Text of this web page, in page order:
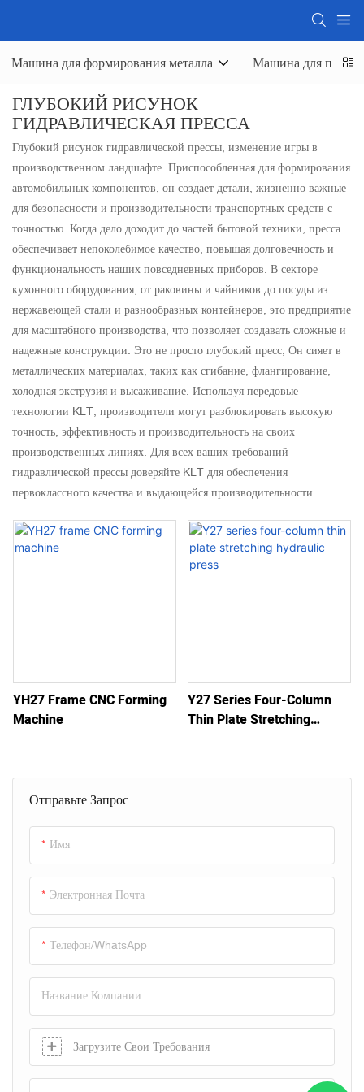
Машина для формирования металла Машина для
ГЛУБОКИЙ РИСУНОК
ГИДРАВЛИЧЕСКАЯ ПРЕССА
Глубокий рисунок гидравлической прессы, изменение игры в
производственном ландшафте. Приспособленная для формирования
автомобильных компонентов, он создает детали, жизненно важные
для безопасности и производительности транспортных средств с
точностью. Когда дело доходит до частей бытовой техники, пресса
обеспечивает непоколебимое качество, повышая долговечность и
функциональность наших повседневных приборов. В секторе
кухонного оборудования, от раковины и чайников до посуды из
нержавеющей стали и разнообразных контейнеров, это предприятие
для масштабного производства, что позволяет создавать сложные и
надежные конструкции. Это не просто глубокий пресс; Он сияет в
металлических материалах, таких как сгибание, флангирование,
холодная экструзия и высаживание. Используя передовые
технологии KLT, производители могут разблокировать высокую
точность, эффективность и производительность на своих
производственных линиях. Для всех ваших требований
гидравлической прессы доверяйте KLT для обеспечения
первоклассного качества и выдающейся производительности.
Отправьте Запрос
Имя
Электронная Почта
Телефон/WhatsApp
Название Компании
Загрузите Свои Требования
YH27 Frame CNC Forming
Machine
Y27 Series Four-Column
Thin Plate Stretching